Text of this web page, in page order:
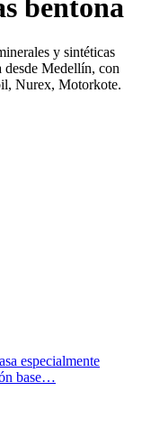
bentona
y sintéticas
desde Medellín, con
Nurex, Motorkote.
especialmente
base…